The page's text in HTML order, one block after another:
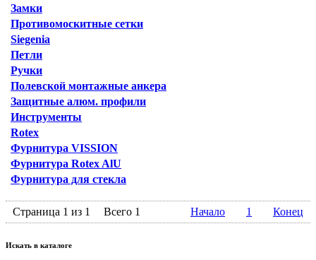
Замки
Противомоскитные сетки
Siegenia
Петли
Ручки
Полевской монтажные анкера
Защитные алюм. профили
Инструменты
Rotex
Фурнитура VISSION
Фурнитура Rotex AlU
Фурнитура для стекла
Страница 1 из 1 Всего 1 Начало 1 Конец
Искать в каталоге